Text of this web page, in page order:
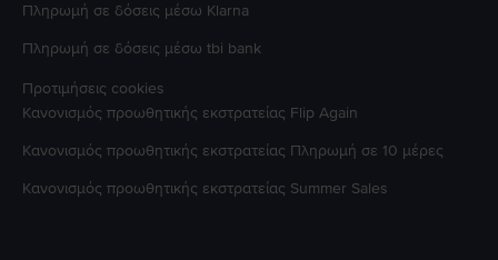
Πληρωμή σε δόσεις μέσω Klarna
Πληρωμή σε δόσεις μέσω tbi bank
Προτιμήσεις cookies
Κανονισμός προωθητικής εκστρατείας Flip Again
Κανονισμός προωθητικής εκστρατείας Πληρωμή σε 10 μέρες
Κανονισμός προωθητικής εκστρατείας Summer Sales